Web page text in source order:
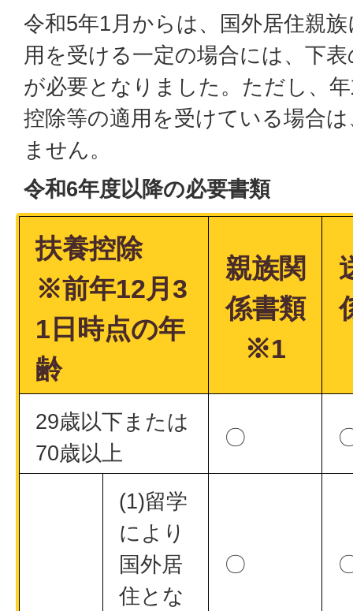
令和5年1月からは、国外居住親
用を受ける一定の場合には、下
が必要となりました。ただし、
控除等の適用を受けている場合
ません。
令和6年度以降の必要書類
扶養控除
※前年12月3
1日時点の年
齢
親族関
係書類
※1
29歳以下または
70歳以上
〇
(1)留学
により
国外居
住とな
〇